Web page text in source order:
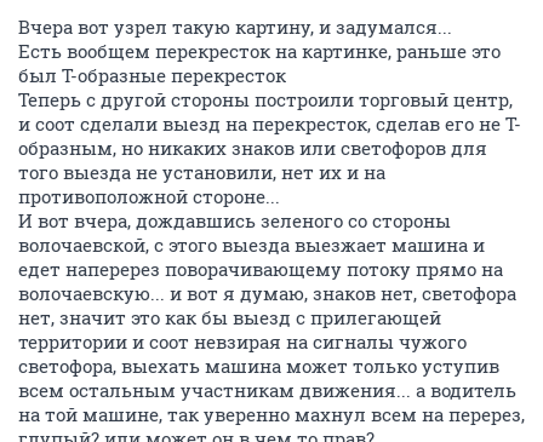
Вчера вот узрел такую картину, и задумался...
Есть вообщем перекресток на картинке, раньше это
был Т-образные перекресток
Теперь с другой стороны построили торговый центр,
и соот сделали выезд на перекресток, сделав его не Т-
образным, но никаких знаков или светофоров для
того выезда не установили, нет их и на
противоположной стороне...
И вот вчера, дождавшись зеленого со стороны
волочаевской, с этого выезда выезжает машина и
едет наперерез поворачивающему потоку прямо на
волочаевскую... и вот я думаю, знаков нет, светофора
нет, значит это как бы выезд с прилегающей
территории и соот невзирая на сигналы чужого
светофора, выехать машина может только уступив
всем остальным участникам движения... а водитель
на той машине, так уверенно махнул всем на перерез,